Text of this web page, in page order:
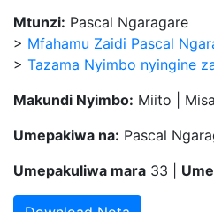
Mtunzi: Pascal Ngaragare
> Mfahamu Zaidi Pascal
> Tazama Nyimbo nyingine
Makundi Nyimbo: Miito |
Umepakiwa na: Pascal
Umepakuliwa mara 33 |